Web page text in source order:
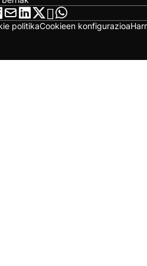
politikaCookieen konfigurazioa